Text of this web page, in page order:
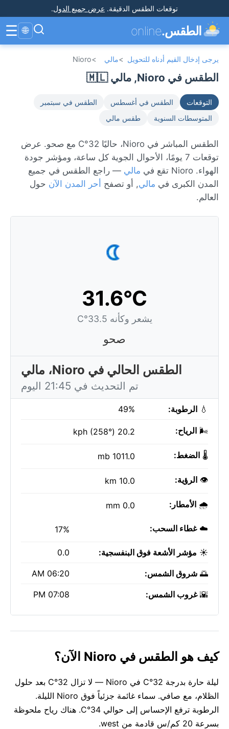
توقعات الطقس الدقيقة. عرض جميع الدول.
الطقس.online
🌐
☰
يرجى إدخال القيم أدناه للتحويل >مالي >
Nioro
الطقس في Nioro, مالي 🇲🇱
التوقعات الطقس في أغسطس
الطقس في سبتمبر
المتوسطات السنوية
طقس مالي
الطقس المباشر في Nioro، حاليًا 32°C مع صحو. عرض
توقعات 7 يومًا، الأحوال الجوية كل ساعة، ومؤشر جودة
الهواء. Nioro تقع في
مالي — راجع الطقس في جميع
المدن الكبرى في مالي, أو تصفح أحر المدن الآن حول
العالم.
31.6°C
يشعر وكأنه 33.5°C
صحو
الطقس الحالي في Nioro، مالي
تم التحديث في 21:45 اليوم
💧 الرطوبة: 49%
🌬️ الرياح: 20.2 kph (258°)
🌡️ الضغط: 1011.0 mb
👁️ الرؤية: 10.0 km
🌧️ الأمطار: 0.0 mm
☁️غطاء السحب: 17%
☀️ مؤشر الأشعة فوق البنفسجية: 0.0
🌅 شروق الشمس: 06:20 AM
🌇غروب الشمس: 07:08 PM
كيف هو الطقس في Nioro الآن؟
ليلة حارة بدرجة 32°C في Nioro — لا تزال 32°C بعد حلول
الظلام، مع صافي. سماء غائمة جزئياً فوق Nioro الليلة.
الرطوبة ترفع الإحساس إلى حوالي 34°C. هناك رياح ملحوظة
بسرعة 20 كم/س قادمة من west.